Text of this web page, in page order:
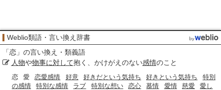
Weblio類語・言い換え辞書
「恋 」の言い換え・類義語
人物や物事に対して抱く、かけがえのない感情のこと
恋 愛 恋愛感情 好意 好きだという気持ち 好きという気持ち
特別
の感情
特別な感情 ラブ 特別な想い 恋心 慕情 愛情 慈愛
愛し